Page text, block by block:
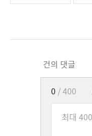
건의 댓글
0 / 400